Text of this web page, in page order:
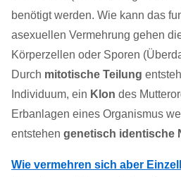
benötigt werden. Wie kann das
asexuellen Vermehrung gehen
Körperzellen oder Sporen
Durch mitotische Teilung
Individuum, ein Klon des
Erbanlagen eines Organismus
entstehen genetisch identische
Wie vermehren sich aber